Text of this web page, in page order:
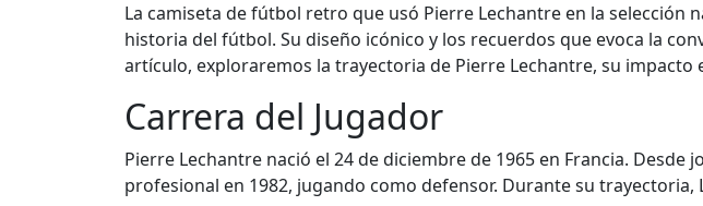
La camiseta de fútbol retro que usó Pierre Lechantre en la selección
historia del fútbol. Su diseño icónico y los recuerdos que evoca la
artículo, exploraremos la trayectoria de Pierre Lechantre, su
Carrera del Jugador
Pierre Lechantre nació el 24 de diciembre de 1965 en Francia.
profesional en 1982, jugando como defensor. Durante su